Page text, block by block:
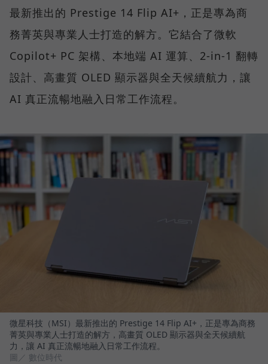
最新推出的 Prestige 14 Flip AI+，正是專為商
務菁英與專業人士打造的解方。它結合了微軟
Copilot+ PC 架構、本地端 AI 運算、2-in-1 翻轉
設計、高畫質 OLED 顯示器與全天候續航力，讓
AI 真正流暢地融入日常工作流程。
微星科技（MSI）最新推出的 Prestige 14 Flip AI+，正是專為商務
菁英與專業人士打造的解方，高畫質 OLED 顯示器與全天候續航
力，讓 AI 真正流暢地融入日常工作流程。
圖／ 數位時代